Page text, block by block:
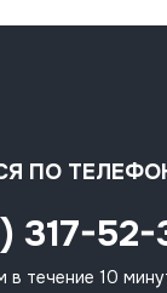
ПО
317-52-
в течение 10